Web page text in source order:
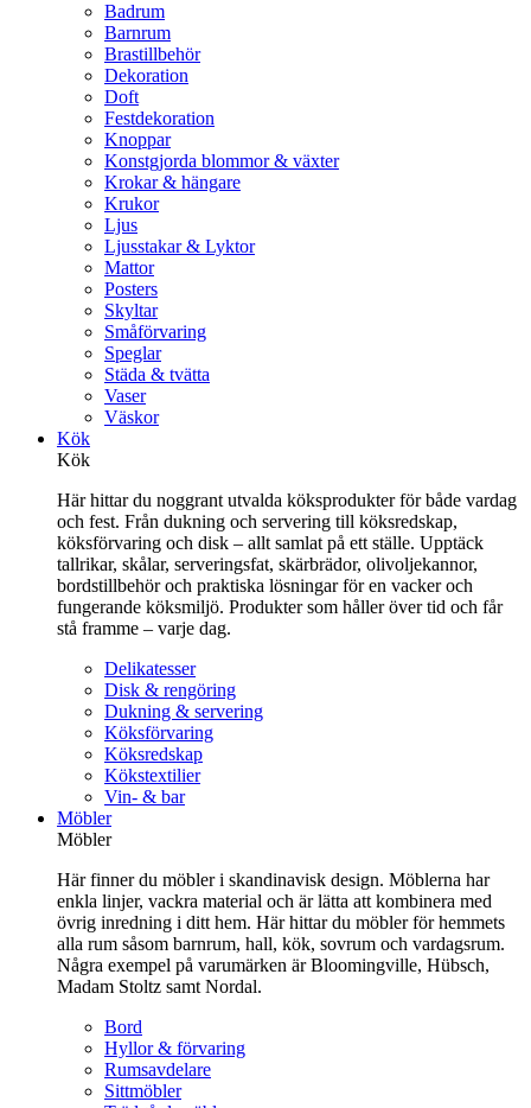
Badrum
Barnrum
Brastillbehör
Dekoration
Doft
Festdekoration
Knoppar
Konstgjorda blommor & växter
Krokar & hängare
Krukor
Ljus
Ljusstakar & Lyktor
Mattor
Posters
Skyltar
Småförvaring
Speglar
Städa & tvätta
Vaser
Väskor
Kök
Kök
Här hittar du noggrant utvalda köksprodukter för både vardag
och fest. Från dukning och servering till köksredskap,
köksförvaring och disk – allt samlat på ett ställe. Upptäck
tallrikar, skålar, serveringsfat, skärbrädor, olivoljekannor,
bordstillbehör och praktiska lösningar för en vacker och
fungerande köksmiljö. Produkter som håller över tid och får
stå framme – varje dag.
Delikatesser
Disk & rengöring
Dukning & servering
Köksförvaring
Köksredskap
Kökstextilier
Vin- & bar
Möbler
Möbler
Här finner du möbler i skandinavisk design. Möblerna har
enkla linjer, vackra material och är lätta att kombinera med
övrig inredning i ditt hem. Här hittar du möbler för hemmets
alla rum såsom barnrum, hall, kök, sovrum och vardagsrum.
Några exempel på varumärken är Bloomingville, Hübsch,
Madam Stoltz samt Nordal.
Bord
Hyllor & förvaring
Rumsavdelare
Sittmöbler